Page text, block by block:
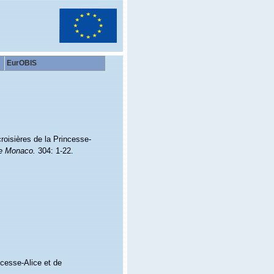
EurOBIS
de la Princesse-
Monaco.304: 1-22.
Alice et de